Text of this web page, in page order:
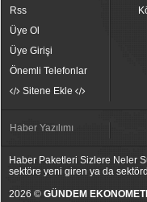
Rss
Üye Ol
Üye Girişi
Önemli Telefonlar
Sitene Ekle
Haber Yazılımı
Haber Paketleri Sizlere Neler
sektöre yeni giren ya da
2026 © GÜNDEM